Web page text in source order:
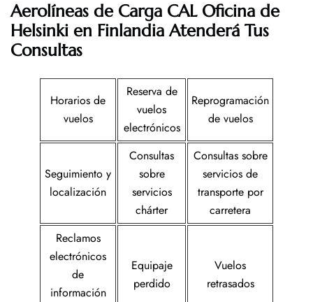
Aerolíneas de Carga CAL Oficina de
Helsinki en FinlandiaAtenderá Tus
Consultas
Horarios de
vuelos
Reserva de
vuelos
electrónicos
Reprogramación
de vuelos
Seguimiento y
localización
Consultas
sobre
servicios
chárter
Consultas sobre
servicios de
transporte por
carretera
Reclamos
electrónicos
de
información
Equipaje
perdido
Vuelos
retrasados